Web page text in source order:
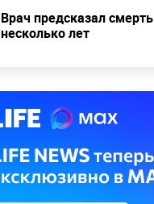
Врач предсказал
несколько лет